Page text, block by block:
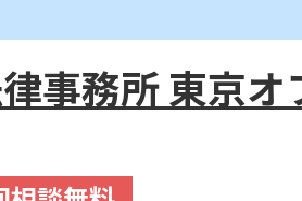
事務所 東京オ